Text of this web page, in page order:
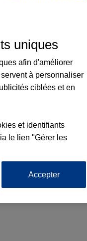
Conseils
Protection
uniques
afin d'améliorer
à personnaliser
ciblées et en
et identifiants
le lien "Gérer les
Accepter